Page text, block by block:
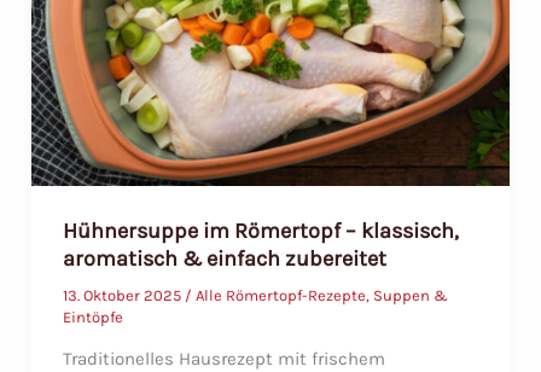
Hühnersuppe im Römertopf – klassisch,
aromatisch & einfach zubereitet
13. Oktober 2025 / Alle Römertopf-Rezepte, Suppen &
Eintöpfe
Traditionelles Hausrezept mit frischem